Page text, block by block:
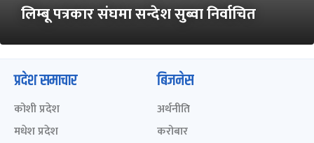
लिम्बू पत्रकार संघमा सन्देश सुब्वा निर्वाचित
प्रदेश समाचार
कोशी प्रदेश
मधेश प्रदेश
बिजनेस
अर्थनीति
करोबार